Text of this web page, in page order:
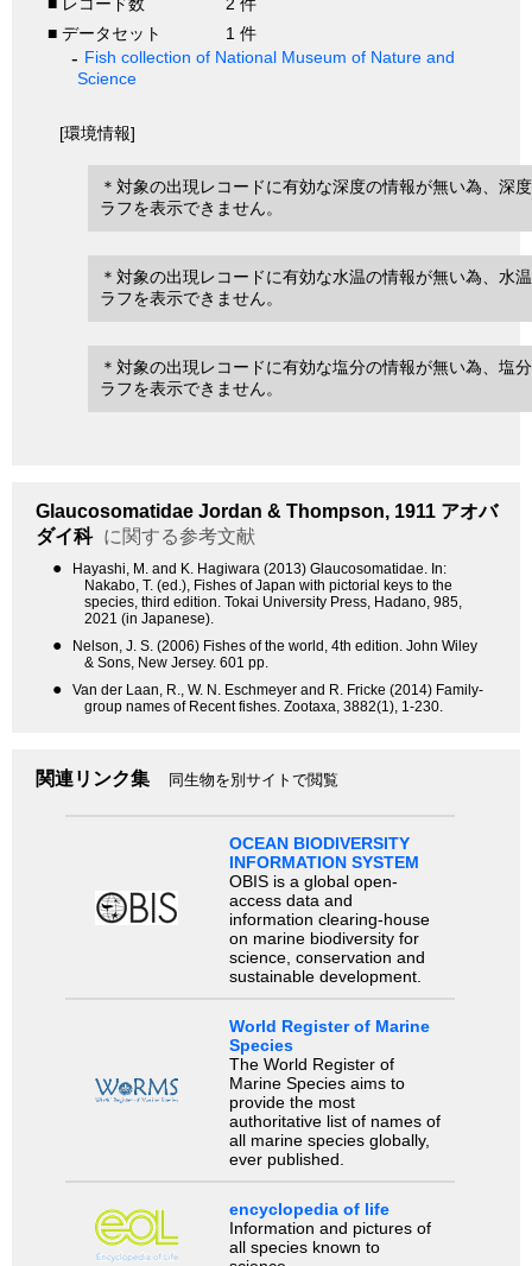
■ レコード数
2 件
■ データセット
1 件
Fish collection of National Museum of Nature and
Science
[環境情報]
＊対象の出現レコードに有効な深度の情報が無い為、深
ラフを表示できません。
＊対象の出現レコードに有効な水温の情報が無い為、水
ラフを表示できません。
＊対象の出現レコードに有効な塩分の情報が無い為、塩
ラフを表示できません。
Glaucosomatidae Jordan & Thompson, 1911 アオバ
ダイ科 に関する参考文献
●
Hayashi, M. and K. Hagiwara (2013) Glaucosomatidae. In:
Nakabo, T. (ed.), Fishes of Japan with pictorial keys to the
species, third edition. Tokai University Press, Hadano, 985,
2021 (in Japanese).
●
Nelson, J. S. (2006) Fishes of the world, 4th edition. John Wiley
& Sons, New Jersey. 601 pp.
●
Van der Laan, R., W. N. Eschmeyer and R. Fricke (2014) Family-
group names of Recent fishes. Zootaxa, 3882(1), 1-230.
関連リンク集 同生物を別サイトで閲覧
OCEAN BIODIVERSITY
INFORMATION SYSTEM
OBIS is a global open-
access data and
information clearing-house
on marine biodiversity for
science, conservation and
sustainable development.
World Register of Marine
Species
The World Register of
Marine Species aims to
provide the most
authoritative list of names of
all marine species globally,
ever published.
encyclopedia of life
Information and pictures of
all species known to